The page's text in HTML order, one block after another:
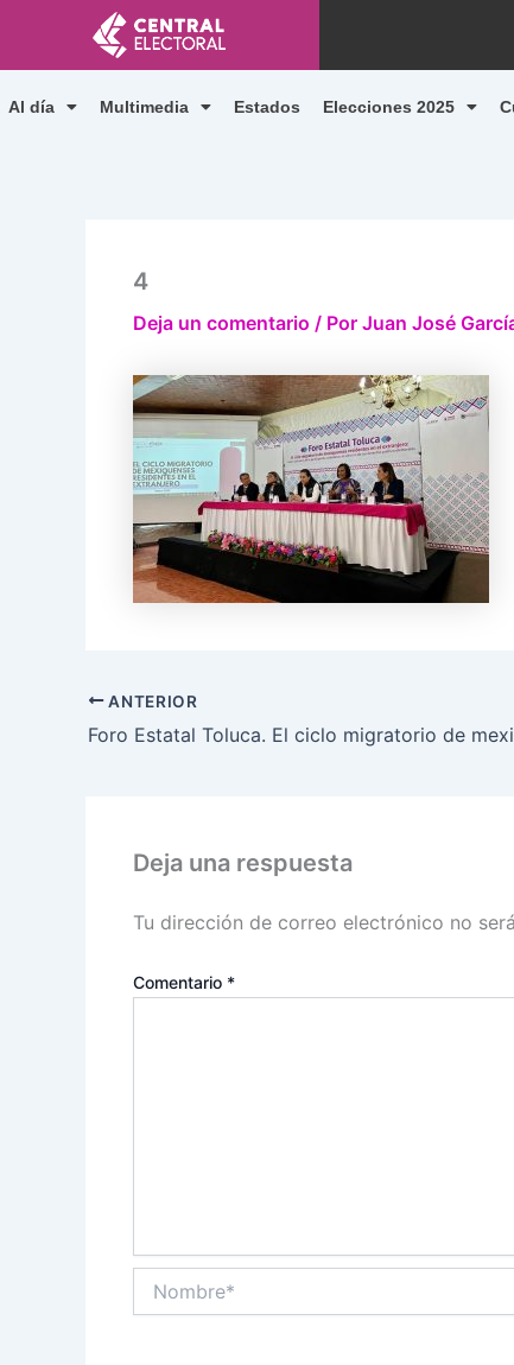
contenido
Al día Multimedia Estados Elecciones 2025
4
Deja un comentario / Por Juan José
ANTERIOR
Deja una respuesta
Tu dirección de correo electrónico no
Comentario *